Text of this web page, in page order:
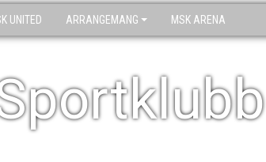
UNITED ARRANGEMANG MSK ARENA